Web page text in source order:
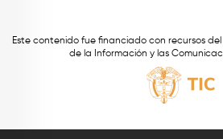
Este contenido fue financiado con recursos
de la Información y las